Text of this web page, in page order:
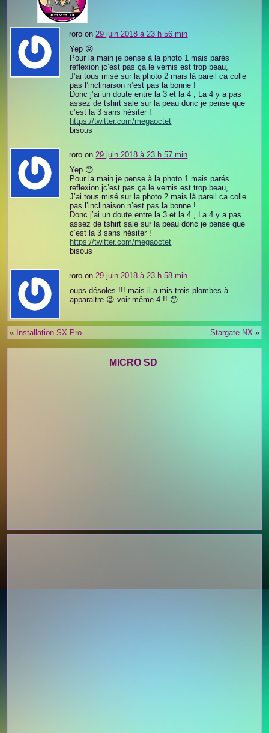
roro on29 juin 2018 à 23 h 56 min
Yep 😛
Pour la main je pense à la photo 1 mais parés
reflexion jc’est pas ça le vernis est trop beau,
J’ai tous misé sur la photo 2 mais là pareil ca colle
pas l’inclinaison n’est pas la bonne !
Donc j’ai un doute entre la 3 et la 4 , La 4 y a pas
assez de tshirt sale sur la peau donc je pense que
c’est la 3 sans hésiter !
https://twitter.com/megaoctet
bisous
roro on29 juin 2018 à 23 h 57 min
Yep 😯
Pour la main je pense à la photo 1 mais parés
reflexion jc’est pas ça le vernis est trop beau,
J’ai tous misé sur la photo 2 mais là pareil ca colle
pas l’inclinaison n’est pas la bonne !
Donc j’ai un doute entre la 3 et la 4 , La 4 y a pas
assez de tshirt sale sur la peau donc je pense que
c’est la 3 sans hésiter !
https://twitter.com/megaoctet
bisous
roro on29 juin 2018 à 23 h 58 min
oups désoles !!! mais il a mis trois plombes à
apparaitre 😉 voir même 4 !! 😯
« Installation SX Pro Stargate NX»
MICRO SD